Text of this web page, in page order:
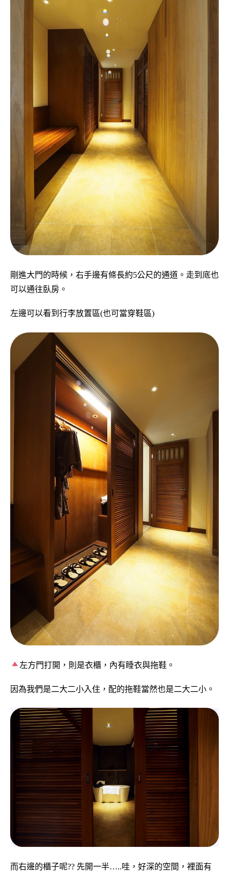
剛進大門的時候，右手邊有條長約5公尺的通道。走到底也
可以通往臥房。
左邊可以看到行李放置區(也可當穿鞋區)
左方門打開，則是衣櫃，內有睡衣與拖鞋。
因為我們是二大二小入住，配的拖鞋當然也是二大二小。
而右邊的櫃子呢?? 先開一半…..哇，好深的空間，裡面有